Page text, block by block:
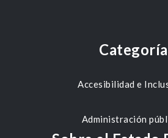
Accesibilidad e
Administración